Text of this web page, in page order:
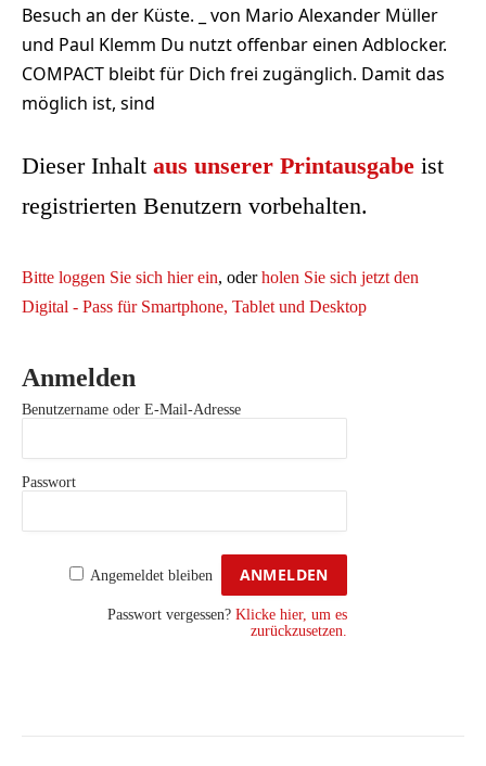
Besuch an der Küste. _ von Mario Alexander Müller
und Paul Klemm Du nutzt offenbar einen Adblocker.
COMPACT bleibt für Dich frei zugänglich. Damit das
möglich ist, sind
Dieser Inhalt aus unserer Printausgabe ist
registrierten Benutzern vorbehalten.
Bitte loggen Sie sich hier ein, oderholen Sie sich jetzt den
Digital - Pass für Smartphone, Tablet und Desktop
Anmelden
Benutzername oder E-Mail-Adresse
Passwort
Angemeldet bleiben
Passwort vergessen? Klicke hier, um es
zurückzusetzen.